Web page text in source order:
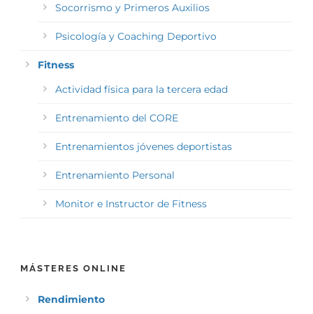
Socorrismo y Primeros Auxilios
Psicología y Coaching Deportivo
Fitness
Actividad física para la tercera edad
Entrenamiento del CORE
Entrenamientos jóvenes deportistas
Entrenamiento Personal
Monitor e Instructor de Fitness
MÁSTERES ONLINE
Rendimiento